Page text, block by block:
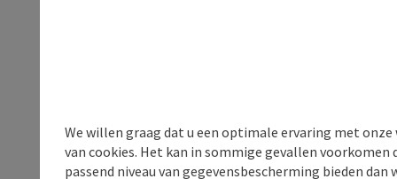
We willen graag dat u een optimale ervaring met
van cookies. Het kan in sommige gevallen voorkomen
passend niveau van gegevensbescherming bieden